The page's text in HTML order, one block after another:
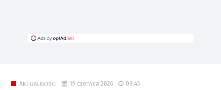
AKTUALNOŚCI 19 czerwca 2026 09:45